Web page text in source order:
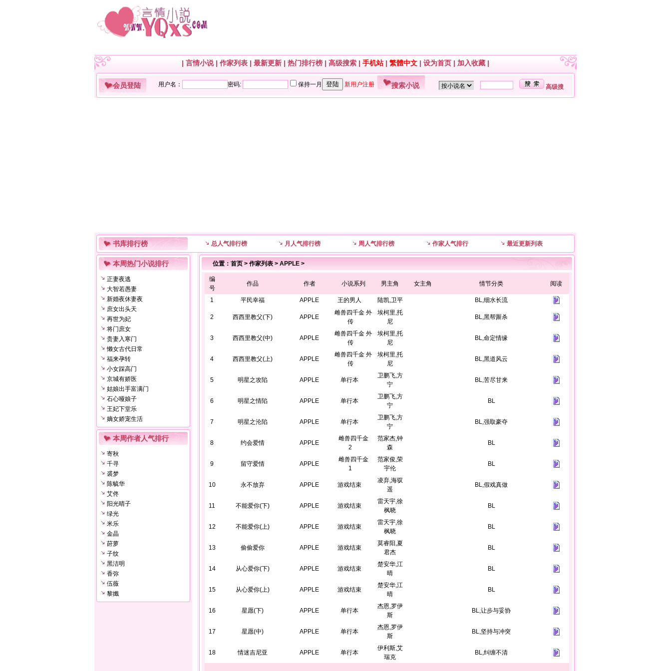
| 言情小说| 作家列表 | 最新更新 | 热门排行榜 | 高级搜索 | 手机站| 繁體中文 | 设为首页 | 加入收藏 |
会员登陆 搜索小说 高级搜
书库排行榜 总人气排行榜 月人气排行榜 周人气排行榜 作家人气排行 最近更新列表
本周热门小说排行
正妻夜逃
大智若愚妻
新婚夜休妻夜
庶女出头天
再世为妃
将门庶女
贵妻入寒门
懒女古代日常
福来孕转
小女踩高门
京城有娇医
姑娘出手富满门
石心哑娘子
王妃下堂乐
嫡女娇宠生活
本周作者人气排行
寄秋
千寻
裘梦
陈毓华
艾佟
阳光晴子
绿光
米乐
金晶
莳萝
子纹
黑洁明
香弥
伍薇
黎孅
位置： 首页 > 作家列表 > APPLE >
编
号
作品 作者 小说系列 男主角 女主角 情节分类 阅读
1 平民幸福 APPLE 王的男人 陆凯,卫平 BL,细水长流
2 西西里教父(下) APPLE
雌兽四千金 外
传
埃柯里,托
尼
BL,黑帮厮杀
3 西西里教父(中) APPLE
雌兽四千金 外
传
埃柯里,托
尼
BL,命定情缘
4 西西里教父(上) APPLE
雌兽四千金 外
传
埃柯里,托
尼
BL,黑道风云
5 明星之攻陷 APPLE 单行本
卫鹏飞,方
宁
BL,苦尽甘来
6 明星之情陷 APPLE 单行本
卫鹏飞,方
宁
BL
7 明星之沦陷 APPLE 单行本
卫鹏飞,方
宁
BL,强取豪夺
8 约会爱情 APPLE
雌兽四千金
2
范家杰,钟
森
BL
9 留守爱情 APPLE
雌兽四千金
1
范家俊,荣
宇伦
BL
10 永不放弃 APPLE 游戏结束
凌弃,海驭
遥
BL,假戏真做
11 不能爱你(下) APPLE 游戏结束
雷天宇,徐
枫晓
BL
12 不能爱你(上) APPLE 游戏结束
雷天宇,徐
枫晓
BL
13 偷偷爱你 APPLE 游戏结束
莫睿阳,夏
君杰
BL
14 从心爱你(下) APPLE 游戏结束
楚安华,江
晴
BL
15 从心爱你(上) APPLE 游戏结束
楚安华,江
晴
BL
16 星愿(下) APPLE 单行本
杰恩,罗伊
斯
BL,让步与妥协
17 星愿(中) APPLE 单行本
杰恩,罗伊
斯
BL,坚持与冲突
18 情迷吉尼亚 APPLE 单行本
伊利斯,艾
瑞克
BL,纠缠不清